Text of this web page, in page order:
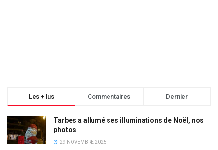
Les + lus Commentaires Dernier
Tarbes a allumé ses illuminations de Noël, nos
photos
29 NOVEMBRE 2025